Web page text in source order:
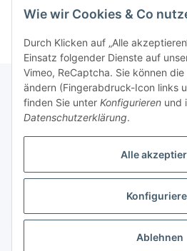
Alle
Ablehnen
Wie wir Cookies & Co
Durch Klicken auf „Alle
Einsatz folgender Dienste auf
Vimeo, ReCaptcha. Sie können
ändern (Fingerabdruck-Icon links
finden Sie unter Konfigurieren und
Datenschutzerklärung.
Informationen
Gesetzliche Informationen
Vertrag
* Alle Preise inkl. gesetzlicher USt., zzgl.